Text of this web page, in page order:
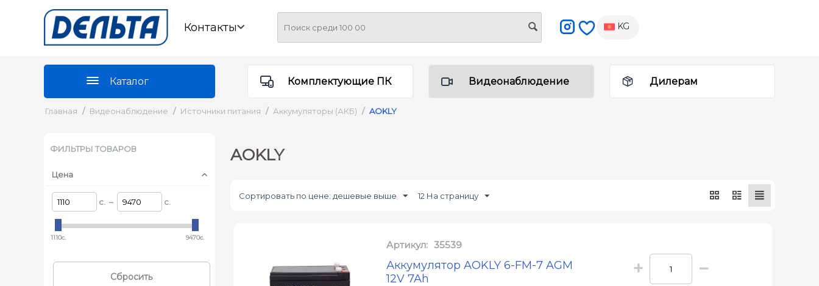
Контакты KG
Каталог Комплектующие ПК Видеонаблюдение Дилерам
Главная / Видеонаблюдение / Источники питания / Аккумуляторы (АКБ) / AOKLY
ФИЛЬТРЫ ТОВАРОВ
Цена
c. – c.
1110c. 9470c.
Сбросить
AOKLY
Сортировать по цене: дешевые выше 12 На страницу
Артикул: 35539
Аккумулятор AOKLY 6-FM-7 AGM
12V 7Ah
+ −